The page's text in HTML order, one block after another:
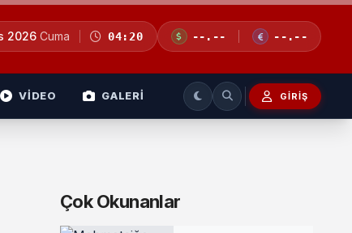
2026 Cuma 04:20 --.-- --.--
VİDEO GALERİ GIRIŞ
Çok Okunanlar